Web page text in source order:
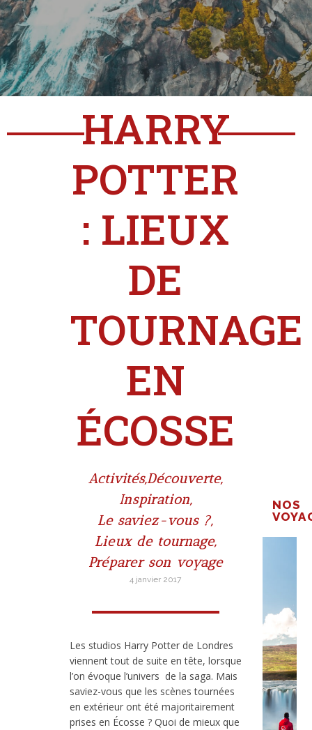
HARRY
POTTER
: LIEUX
DE
TOURNAGE
EN
ÉCOSSE
Activités,Découverte,
Inspiration,
Le saviez-vous ?,
Lieux de tournage,
Préparer son voyage
4 janvier 2017
Les studios Harry Potter de Londres
viennent tout de suite en tête, lorsque
l’on évoque l’univers de la saga. Mais
saviez-vous que les scènes tournées
en extérieur ont été majoritairement
prises en Écosse ? Quoi de mieux que
NOS